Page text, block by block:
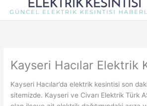
Kayseri Hacılar Elektrik
Kayseri Hacılar’da elektrik kesintisi son
sitemizde. Kayseri ve Civarı Elektrik Türk